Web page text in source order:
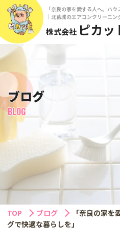
「奈良の家を愛する人へ。ハ
｜北葛城のエアコンクリーニン
株式会社 ピカッ
ブログ
BLOG
TOP ブログ
「奈良の家
グで快適な暮らしを」